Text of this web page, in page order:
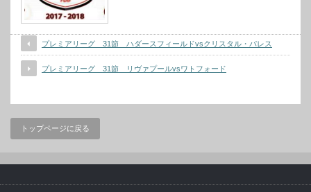
プレミアリーグ 31節 ハダースフィールドvsクリスタル・パレス
プレミアリーグ 31節 リヴァプールvsワトフォード
トップページに戻る